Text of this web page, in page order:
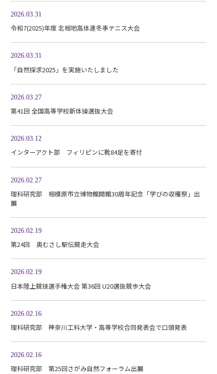
2026.03.31
令和7(2025)年度 北相地高体連冬季テニス大会
2026.03.31
「自然探求2025」を実施いたしました
2026.03.27
第41回 全国高等学校新体操選抜大会
2026.03.12
インターアクト部 フィリピンに靴84足を寄付
2026.02.27
理科研究部 相模原市立博物館開館30周年記念「学びの収穫祭」出
展
2026.02.19
第24回 奥むさし駅伝競走大会
2026.02.19
日本陸上競技選手権大会 第36回 U20選抜競歩大会
2026.02.16
理科研究部 神奈川工科大学・高等学校合同発表会で口頭発表
2026.02.16
理科研究部 第25回さがみ自然フォーラム出展